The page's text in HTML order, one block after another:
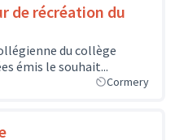
de récréation du
du collège
émis le souhait...
Cormery